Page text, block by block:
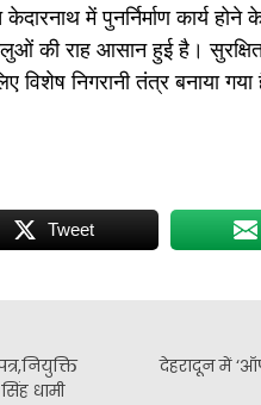
में पुनर्निर्माण कार्य
की राह आसान हुई है।
निगरानी तंत्र बनाया
Tweet
धामी
देहरादून में